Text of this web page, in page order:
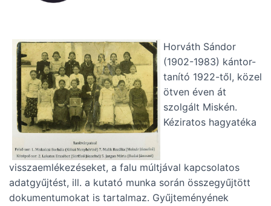
Horváth Sándor
(1902-1983) kántor-
tanító 1922-től, közel
ötven éven át
szolgált Miskén.
Kéziratos hagyatéka
visszaemlékezéseket, a falu múltjával kapcsolatos
adatgyűjtést, ill. a kutató munka során összegyűjtött
dokumentumokat is tartalmaz. Gyűjteményének